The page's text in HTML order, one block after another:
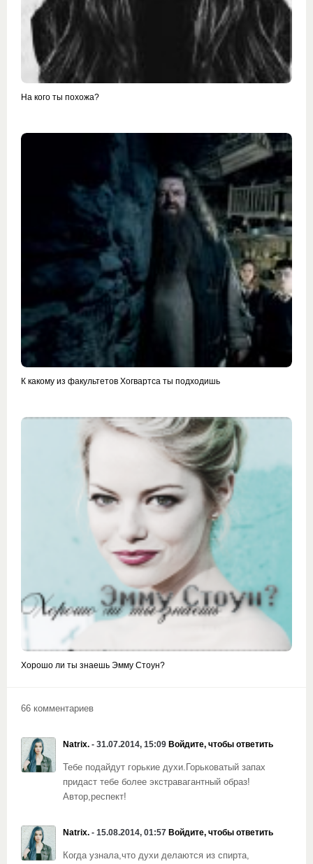
На кого ты похожа?
К какому из факультетов Хогвартса ты подходишь
Хорошо ли ты знаешь Эмму Стоун?
66 комментариев
Natrix. - 31.07.2014, 15:09 Войдите, чтобы ответить
Тебе подайдут горькие духи.Горьковатый запах
придаст тебе более экстравагантный образ!
Автор,респект!
Natrix. - 15.08.2014, 01:57 Войдите, чтобы ответить
Когда узнала,что духи делаются из спирта,